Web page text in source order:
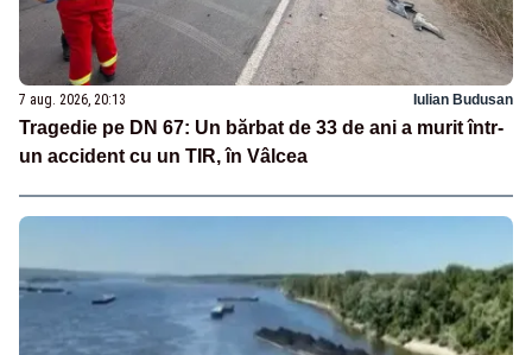
7 aug. 2026, 20:13 Iulian Budusan
Tragedie pe DN 67: Un bărbat de 33 de ani a murit într-
un accident cu un TIR, în Vâlcea